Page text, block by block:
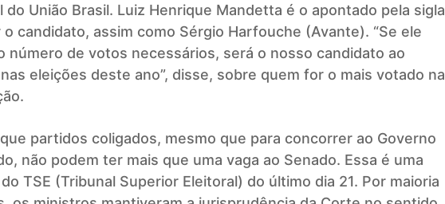
do União Brasil. Luiz Henrique Mandetta é o apontado pela sigla
o candidato, assim como Sérgio Harfouche (Avante). “Se ele
número de votos necessários, será o nosso candidato ao
eleições deste ano”, disse, sobre quem for o mais votado na
partidos coligados, mesmo que para concorrer ao Governo
não podem ter mais que uma vaga ao Senado. Essa é uma
TSE (Tribunal Superior Eleitoral) do último dia 21. Por maioria